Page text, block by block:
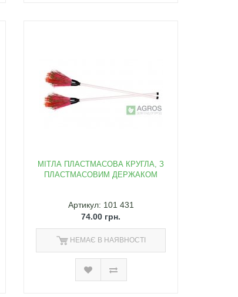
МІТЛА ПЛАСТМАСОВА КРУГЛА, З
ПЛАСТМАСОВИМ ДЕРЖАКОМ
Артикул: 101 431
74.00 грн.
НЕМАЄ В НАЯВНОСТІ